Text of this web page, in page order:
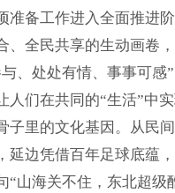
备工作进入全面推进
全民共享的生动画卷
、处处有情、事事可
人们在共同的“生活”中
子里的文化基因。从民
边凭借百年足球底蕴
“山海关不住，东北超级